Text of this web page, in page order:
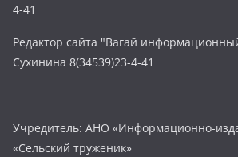
4-41
Редактор сайта "Вагай
Сухинина 8(34539)23-4-41
Учредитель: АНО «Информационно-
«Сельский труженик»